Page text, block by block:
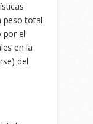
peso total
por el
en la
del